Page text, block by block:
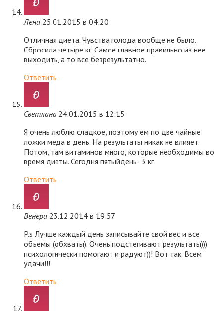
Лена 25.01.2015 в 04:20
Отличная диета. Чувства голода вообще не было.
Сбросила четыре кг. Самое главное правильно из нее
выходить, а то все безрезультатно.
Ответить
Светлана 24.01.2015 в 12:15
Я очень люблю сладкое, поэтому ем по две чайные
ложки меда в день. На результаты никак не влияет.
Потом, там витаминов много, которые необходимы во
время диеты. Сегодня пятыйдень- 3 кг
Ответить
Венера 23.12.2014 в 19:57
P.s Лучше каждый день записывайте свой вес и все
объемы (обхваты). Очень подстегивают результаты)))
психологически помогают и радуют))! Вот так. Всем
удачи!!!
Ответить